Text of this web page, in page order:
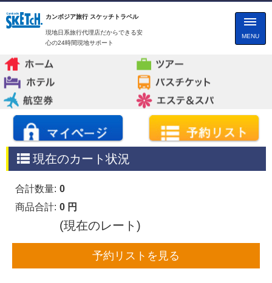
カンボジア旅行 スケッチトラベル
現地日系旅行代理店だからできる安
心の24時間現地サポート
MENU
現在のカート状況
合計数量: 0
商品合計: 0 円
(現在のレート)
予約リストを見る